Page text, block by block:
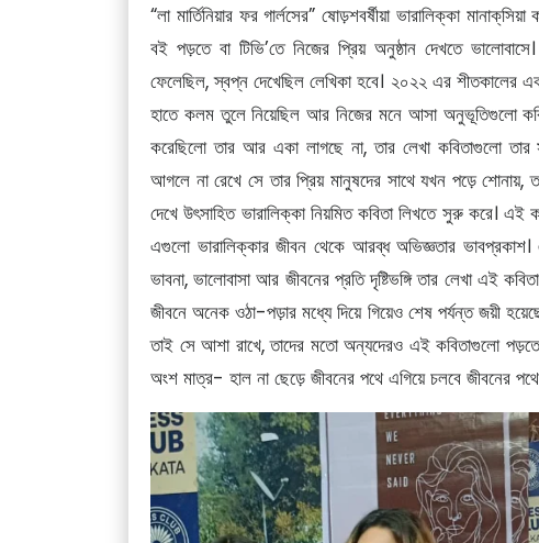
“লা মার্তিনিয়ার ফর গার্লসের” ষোড়শবর্ষীয়া ভারালিক্‌কা
বই পড়তে বা টিভি’তে নিজের প্রিয় অনুষ্ঠান দেখতে
ফেলেছিল, স্বপ্ন দেখেছিল লেখিকা হবে। ২০২২ এর শীতকালের
হাতে কলম তুলে নিয়েছিল আর নিজের মনে আসা অনুভূতিগুলো
করেছিলো তার আর একা লাগছে না, তার লেখা কবিতাগুলো তার
আগলে না রেখে সে তার প্রিয় মানুষদের সাথে যখন পড়ে শোনায়,
দেখে উৎসাহিত ভারালিক্‌কা নিয়মিত কবিতা লিখতে সুরু করে।
এগুলো ভারালিক্‌কার জীবন থেকে‌ আরব্ধ অভিজ্ঞতার
ভাবনা, ভালোবাসা আর জীবনের প্রতি দৃষ্টিভঙ্গি তার লেখা এই
জীবনে অনেক ওঠা-পড়ার মধ্যে দিয়ে গিয়েও শেষ পর্যন্ত জয়ী
তাই সে আশা রাখে, তাদের মতো অন্যদেরও এই কবিতাগুলো
অংশ মাত্র- হাল না ছেড়ে জীবনের পথে এগিয়ে চলবে জীবনের